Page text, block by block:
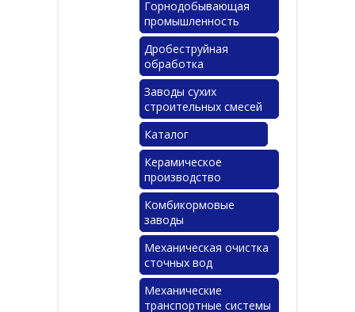
Горнодобывающая
промышленность
Дробеструйная
обработка
Заводы сухих
строительных смесей
Каталог
Керамическое
производство
Комбикормовые
заводы
Механическая очистка
сточных вод
Механические
транспортные системы